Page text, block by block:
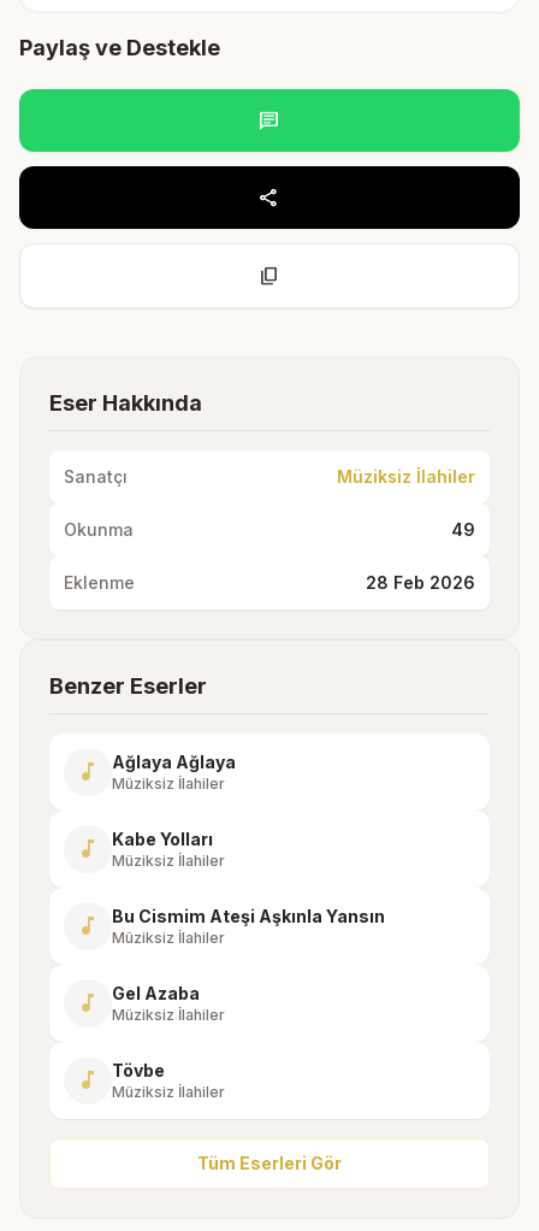
Paylaş ve Destekle
chat
share
content_copy
Eser Hakkında
Sanatçı Müziksiz İlahiler
Okunma 49
Eklenme 28 Feb 2026
Benzer Eserler
music_note Ağlaya Ağlaya
Müziksiz İlahiler
music_note Kabe Yolları
Müziksiz İlahiler
music_note Bu Cismim Ateşi Aşkınla Yansın
Müziksiz İlahiler
music_note Gel Azaba
Müziksiz İlahiler
music_note Tövbe
Müziksiz İlahiler
Tüm Eserleri Gör